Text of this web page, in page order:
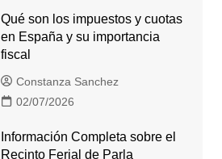
Qué son los impuestos y cuotas
en España y su importancia
fiscal
Constanza Sanchez
02/07/2026
Información Completa sobre el
Recinto Ferial de Parla